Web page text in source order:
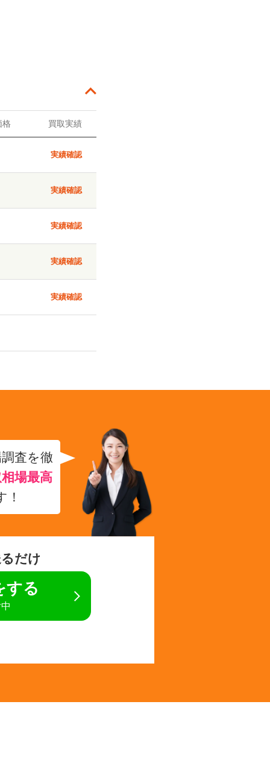
格 買取実績
実績確認
実績確認
実績確認
実績確認
実績確認
査を徹
場最高
！
だけ
する